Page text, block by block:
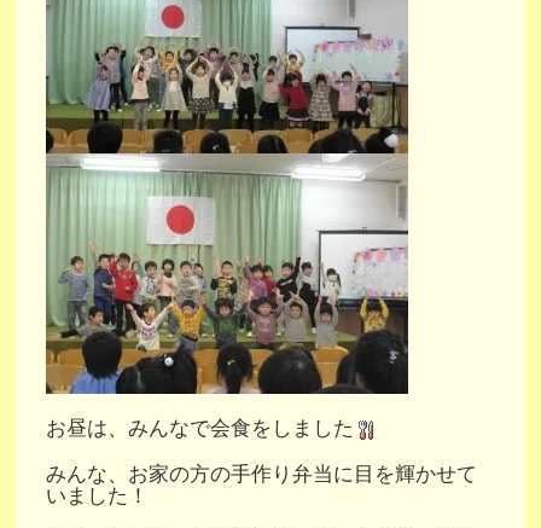
お昼は、みんなで会食をしました
みんな、お家の方の手作り弁当に目を輝かせて
いました！